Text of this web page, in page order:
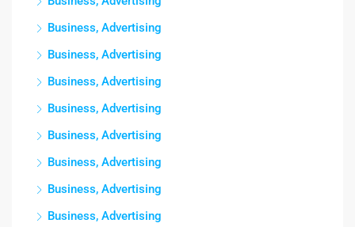
Business, Advertising
Business, Advertising
Business, Advertising
Business, Advertising
Business, Advertising
Business, Advertising
Business, Advertising
Business, Advertising